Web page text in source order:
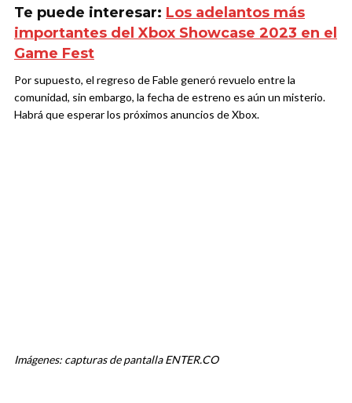
Te puede interesar: Los adelantos más
importantes del Xbox Showcase 2023 en el
Game Fest
Por supuesto, el regreso de Fable generó revuelo entre la
comunidad, sin embargo, la fecha de estreno es aún un misterio.
Habrá que esperar los próximos anuncios de Xbox.
Imágenes: capturas de pantalla ENTER.CO